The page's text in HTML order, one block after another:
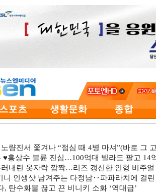
량진서 쫓겨나 “점심 때 4병 마셔”(바로 그
♥홍상수 불륜 진심…100억대 빌라도 팔고 14
내린 옷자락 깜짝…리즈 갱신한 인형 비주얼
니 인생샷 남겨주는 다정남‥파파라치에 걸린
, 탄수화물 끊고 끈 비니키 소화 ‘역대급’